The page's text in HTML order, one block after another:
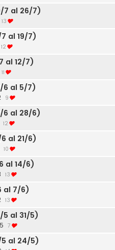
7 al 26/7)
13
al 19/7)
12
al 12/7)
11
6 al 5/7)
9
6 al 28/6)
12
al 21/6)
10
al 14/6)
13
al 7/6)
13
al 31/5)
7
al 24/5)